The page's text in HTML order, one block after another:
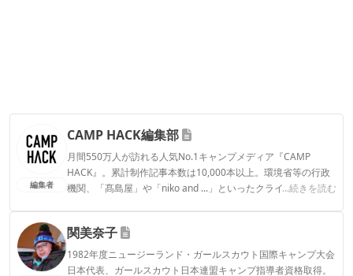
編集者
CAMP HACK編集部
月間550万人が訪れる人気No.1キャンプメディア『CAMP
HACK』。累計制作記事本数は10,000本以上。環境省等の行政
機関、「髙島屋」や「niko and ...」といったクライアントとの
...続きを読む
CAMP HACK編集部のプロフィール
関美奈子
1982年度ニュージーランド・ガールスカウト国際キャンプ大会
日本代表、ガールスカウト日本連盟キャンプ指導者資格取得。